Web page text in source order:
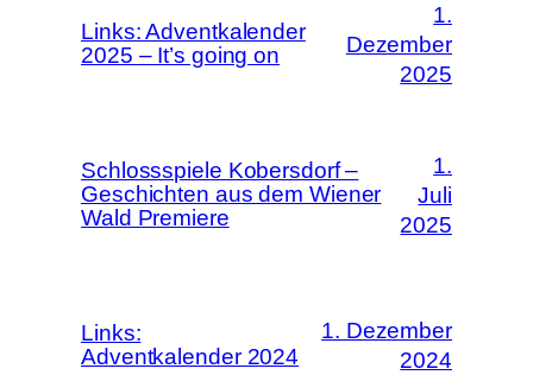
Links: Adventkalender
2025 – It’s going on
1.
Dezember
2025
Schlossspiele Kobersdorf –
Geschichten aus dem Wiener
Wald Premiere
1.
Juli
2025
Links:
Adventkalender 2024
1. Dezember
2024